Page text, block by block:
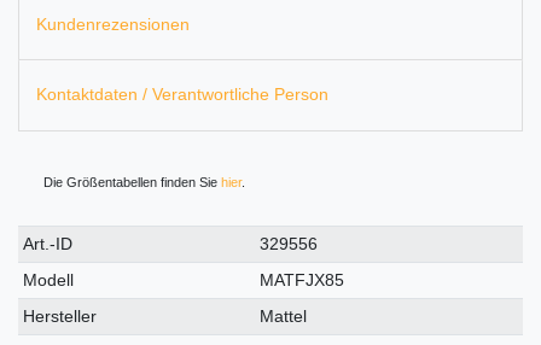
Kundenrezensionen
Kontaktdaten / Verantwortliche Person
Die Größentabellen finden Sie hier.
Technisches
Merkmal
Wert
Art.-ID
329556
Modell
MATFJX85
Hersteller
Mattel